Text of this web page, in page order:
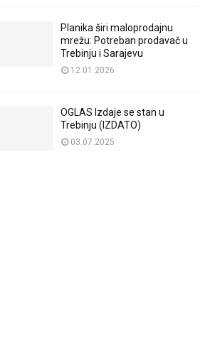
Planika širi maloprodajnu
mrežu: Potreban prodavač u
Trebinju i Sarajevu
12.01.2026
OGLAS Izdaje se stan u
Trebinju (IZDATO)
03.07.2025